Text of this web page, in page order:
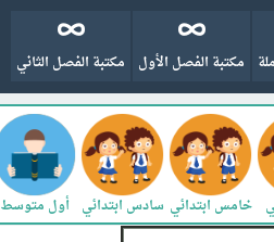
مكتبة الفصل الأول مكتبة الفصل الثاني
خامس ابتدائي سادس ابتدائي أول متوسط